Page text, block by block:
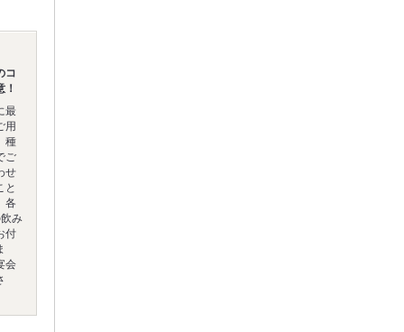
コ
最
用
種
ご
せ
と
各
み
付
会